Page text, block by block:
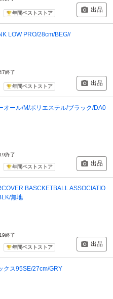
年間ベストストア 出品
LOW PRO/28cm/BEG//
終了
年間ベストストア 出品
ール/M/ポリエステル/ブラック/DA0
終了
年間ベストストア 出品
BASCKETBALL ASSOCIATIO
無地
終了
年間ベストストア 出品
クス95SE/27cm/GRY